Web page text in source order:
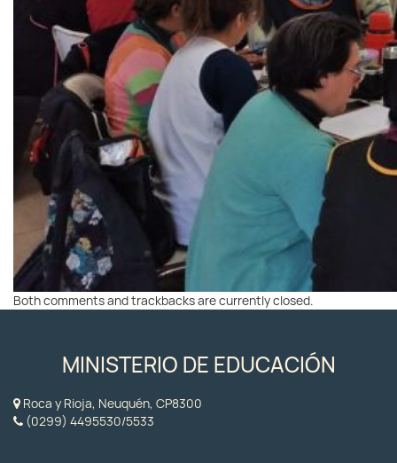
Both comments and trackbacks are currently closed.
MINISTERIO DE EDUCACIÓN
Roca y Rioja, Neuquén, CP8300
(0299) 4495530/5533